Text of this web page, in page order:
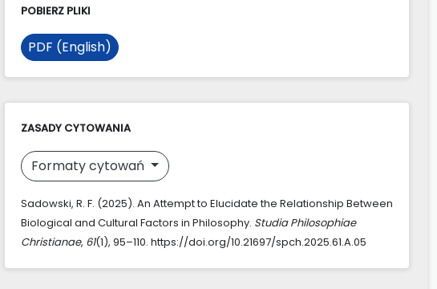
POBIERZ PLIKI
PDF (English)
ZASADY CYTOWANIA
Formaty cytowań
Sadowski, R. F. (2025). An Attempt to Elucidate the Relationship Between
Biological and Cultural Factors in Philosophy. Studia Philosophiae
Christianae, 61(1), 95–110. https://doi.org/10.21697/spch.2025.61.A.05